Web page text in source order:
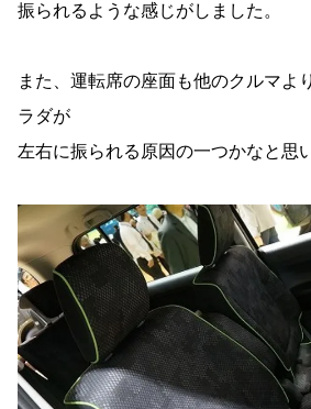
振られるような感じがしました。
また、運転席の座面も他のクルマよ
ラダが
左右に振られる原因の一つかなと思